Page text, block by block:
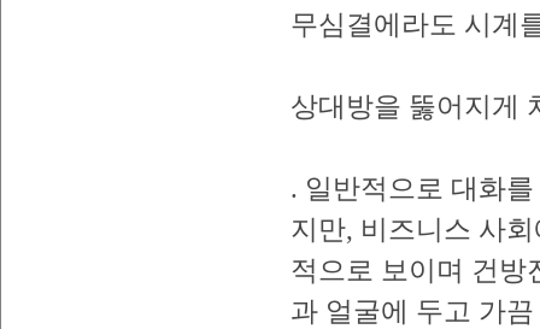
무심결에라도 시계
상대방을 뚫어지게
. 일반적으로 대화
지만, 비즈니스 사
적으로 보이며 건방
과 얼굴에 두고 가